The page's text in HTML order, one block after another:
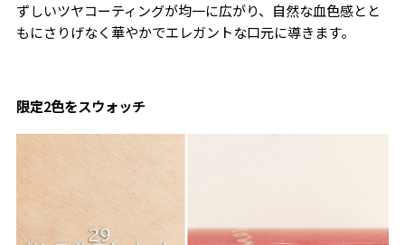
ずしいツヤコーティングが均一に広がり、自然な血色感とと
もにさりげなく華やかでエレガントな口元に導きます。
限定2色をスウォッチ